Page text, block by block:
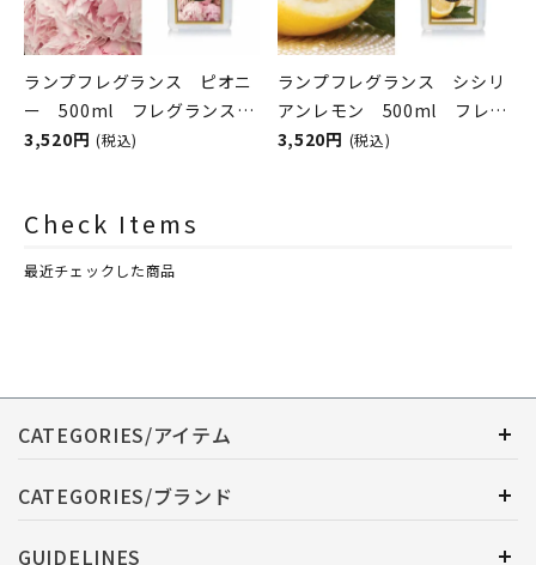
ランプフレグランス ピオニ
ー 500ml フレグランスラ
ンプ用オイル
3,520円 (税込)
ランプフレグランス シシリ
アンレモン 500ml フレグ
ランスランプ用オイル
3,520円 (税込)
Check Items
最近チェックした商品
CATEGORIES/アイテム
CATEGORIES/ブランド
GUIDELINES